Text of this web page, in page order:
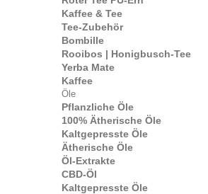
Kaffee & Tee
Tee-Zubehör
Bombille
Rooibos | Honigbusch-Tee
Yerba Mate
Kaffee
Öle
Pflanzliche Öle
100% Ätherische Öle
Kaltgepresste Öle
Ätherische Öle
Öl-Extrakte
CBD-Öl
Kaltgepresste Öle